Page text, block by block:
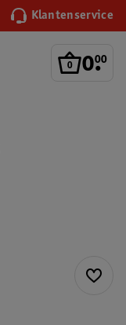
Klantenservice
0.
00